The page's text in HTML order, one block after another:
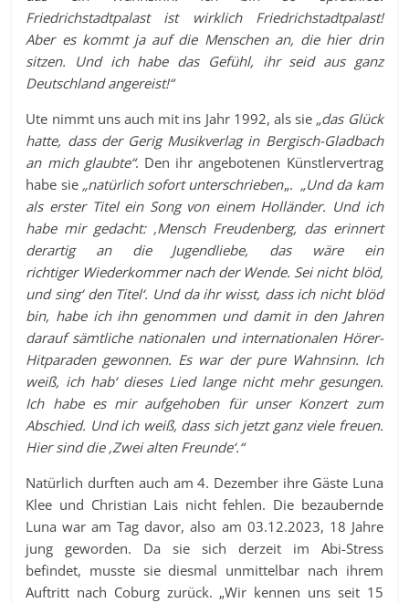
Friedrichstadtpalast ist wirklich Friedrichstadtpalast!
Aber es kommt ja auf die Menschen an, die hier drin
sitzen. Und ich habe das Gefühl, ihr seid aus ganz
Deutschland angereist!“
Ute nimmt uns auch mit ins Jahr 1992, als sie „das Glück
hatte, dass der Gerig Musikverlag in Bergisch-Gladbach
an mich glaubte“. Den ihr angebotenen Künstlervertrag
habe sie „natürlich sofort unterschrieben„. „Und da kam
als erster Titel ein Song von einem Holländer. Und ich
habe mir gedacht: ‚Mensch Freudenberg, das erinnert
derartig an die Jugendliebe, das wäre ein
richtiger Wiederkommer nach der Wende. Sei nicht blöd,
und sing‘ den Titel‘. Und da ihr wisst, dass ich nicht blöd
bin, habe ich ihn genommen und damit in den Jahren
darauf sämtliche nationalen und internationalen Hörer-
Hitparaden gewonnen. Es war der pure Wahnsinn. Ich
weiß, ich hab‘ dieses Lied lange nicht mehr gesungen.
Ich habe es mir aufgehoben für unser Konzert zum
Abschied. Und ich weiß, dass sich jetzt ganz viele freuen.
Hier sind die ‚Zwei alten Freunde‘.“
Natürlich durften auch am 4. Dezember ihre Gäste Luna
Klee und Christian Lais nicht fehlen. Die bezaubernde
Luna war am Tag davor, also am 03.12.2023, 18 Jahre
jung geworden. Da sie sich derzeit im Abi-Stress
befindet, musste sie diesmal unmittelbar nach ihrem
Auftritt nach Coburg zurück. „Wir kennen uns seit 15